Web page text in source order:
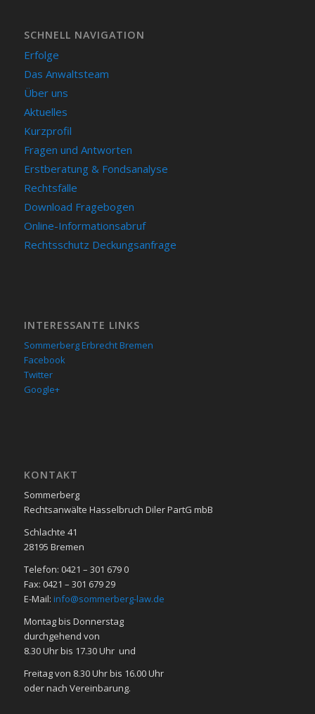
SCHNELL NAVIGATION
Erfolge
Das Anwaltsteam
Über uns
Aktuelles
Kurzprofil
Fragen und Antworten
Erstberatung & Fondsanalyse
Rechtsfälle
Download Fragebogen
Online-Informationsabruf
Rechtsschutz Deckungsanfrage
INTERESSANTE LINKS
Sommerberg Erbrecht Bremen
Facebook
Twitter
Google+
KON­TAKT
Sommerberg
Rechtsanwälte Hasselbruch Diler PartG mbB
Schlachte 41
28195 Bre­men
Telefon: 0421 – 301 679 0
Fax: 0421 – 301 679 29
E-Mail: info@sommerberg-law.de
Mon­tag bis Don­ners­tag
durch­ge­hend von
8.30 Uhr bis 17.30 Uhr und
Frei­tag von 8.30 Uhr bis 16.00 Uhr
oder nach Ver­ein­ba­rung.